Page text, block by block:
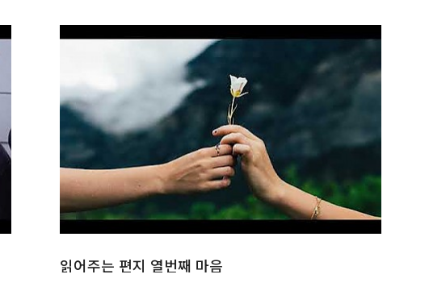
읽어주는 편지 열번째 마음